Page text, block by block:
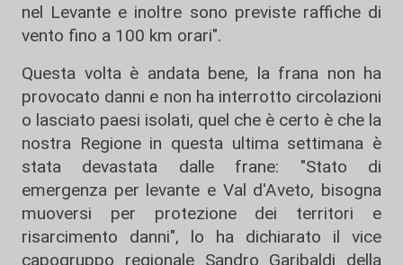
nel Levante e inoltre sono previste raffiche di
vento fino a 100 km orari".
Questa volta è andata bene, la frana non ha
provocato danni e non ha interrotto circolazioni
o lasciato paesi isolati, quel che è certo è che la
nostra Regione in questa ultima settimana è
stata devastata dalle frane: "Stato di
emergenza per levante e Val d'Aveto, bisogna
muoversi per protezione dei territori e
risarcimento danni", lo ha dichiarato il vice
capogruppo regionale Sandro Garibaldi della